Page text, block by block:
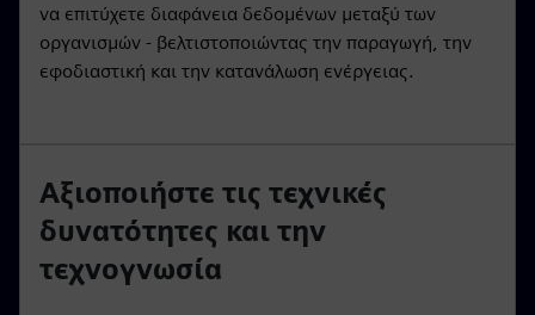
να επιτύχετε διαφάνεια δεδομένων μεταξύ των
οργανισμών - βελτιστοποιώντας την παραγωγή, την
εφοδιαστική και την κατανάλωση ενέργειας.
Αξιοποιήστε τις τεχνικές
δυνατότητες και την
τεχνογνωσία